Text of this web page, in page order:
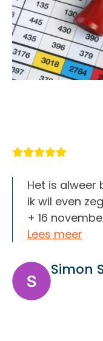
Het is alweer
ik wil even
+ 16
Lees meer
Simon